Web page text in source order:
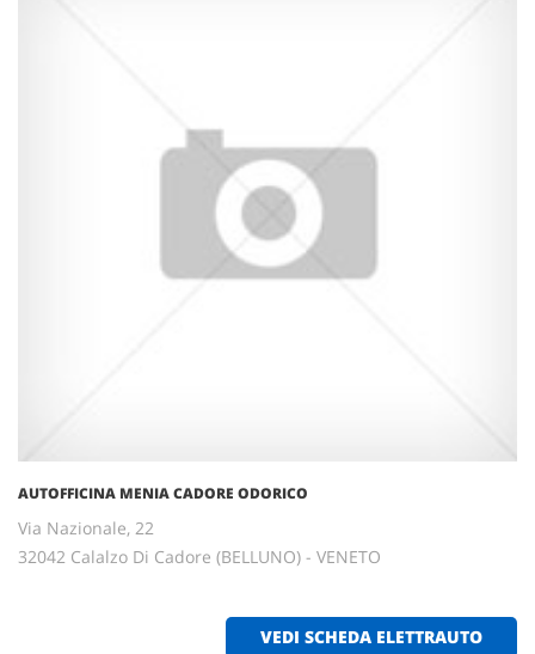
AUTOFFICINA MENIA CADORE ODORICO
Via Nazionale, 22
32042 Calalzo Di Cadore (BELLUNO) - VENETO
VEDI SCHEDA ELETTRAUTO